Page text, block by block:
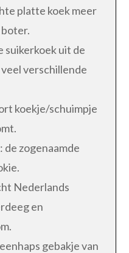
platte koek meer
suikerkoek uit de
verschillende
koekje/schuimpje
de zogenaamde
Nederlands
en
gebakje van